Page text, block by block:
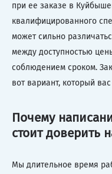
при ее заказе в
квалифицированного
может сильно
между доступностью
соблюдением сроком.
вот вариант, который
Почему
стоит доверить
Мы длительное время